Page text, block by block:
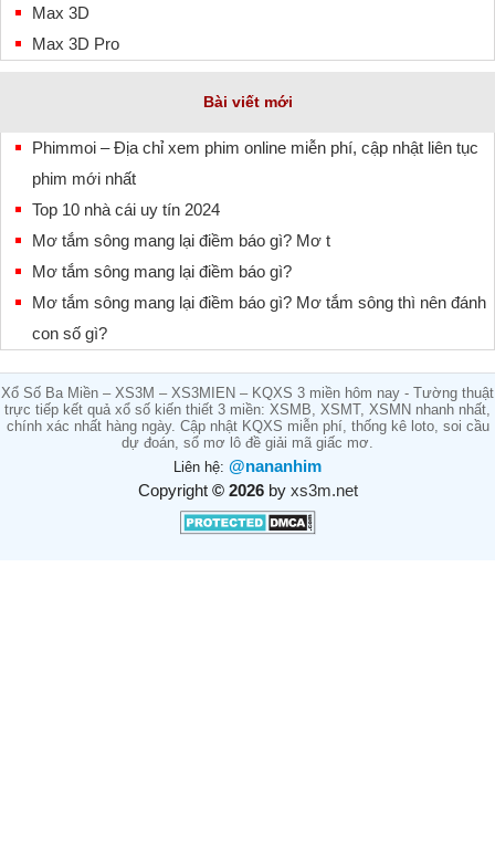
Max 3D
Max 3D Pro
Bài viết mới
Phimmoi – Địa chỉ xem phim online miễn phí, cập nhật liên tục
phim mới nhất
Top 10 nhà cái uy tín 2024
Mơ tắm sông mang lại điềm báo gì? Mơ t
Mơ tắm sông mang lại điềm báo gì?
Mơ tắm sông mang lại điềm báo gì? Mơ tắm sông thì nên đánh
con số gì?
Xổ Số Ba Miền – XS3M – XS3MIEN – KQXS 3 miền hôm nay - Tường thuật
trực tiếp kết quả xổ số kiến thiết 3 miền: XSMB, XSMT, XSMN nhanh nhất,
chính xác nhất hàng ngày. Cập nhật KQXS miễn phí, thống kê loto, soi cầu
dự đoán, sổ mơ lô đề giải mã giấc mơ.
Liên hệ: @nananhim
Copyright © 2026by xs3m.net